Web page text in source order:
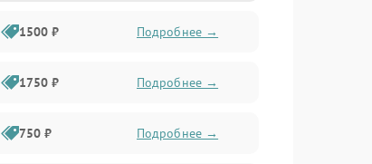
1500 ₽ Подробнее →
1750 ₽ Подробнее →
750 ₽ Подробнее →